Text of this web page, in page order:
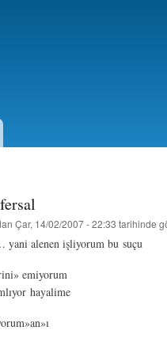
Çar, 14/02/2007 - 22:33 tarihinde
yani alenen işliyorum bu suçu
emiyorum
hayalime